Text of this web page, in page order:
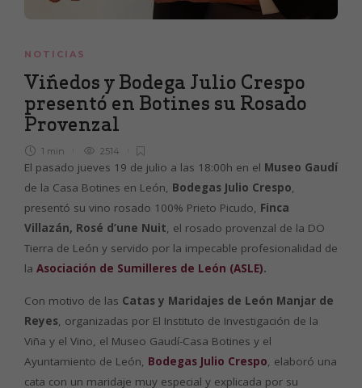
NOTICIAS
Viñedos y Bodega Julio Crespo
presentó en Botines su Rosado
Provenzal
1 min 2514
El pasado jueves 19 de julio a las 18:00h en el Museo Gaudí
de la Casa Botines en León, Bodegas Julio Crespo,
presentó su vino rosado 100% Prieto Picudo, Finca
Villazán, Rosé d’une Nuit, el rosado provenzal de la DO
Tierra de León y servido por la impecable profesionalidad de
la Asociación de Sumilleres de León (ASLE).
Con motivo de las Catas y Maridajes de León Manjar de
Reyes, organizadas por El Instituto de Investigación de la
Viña y el Vino, el Museo Gaudí-Casa Botines y el
Ayuntamiento de León, Bodegas Julio Crespo, elaboró una
cata con un maridaje muy especial y explicada por su